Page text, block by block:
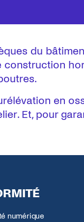
du
en
Et, pour
numérique